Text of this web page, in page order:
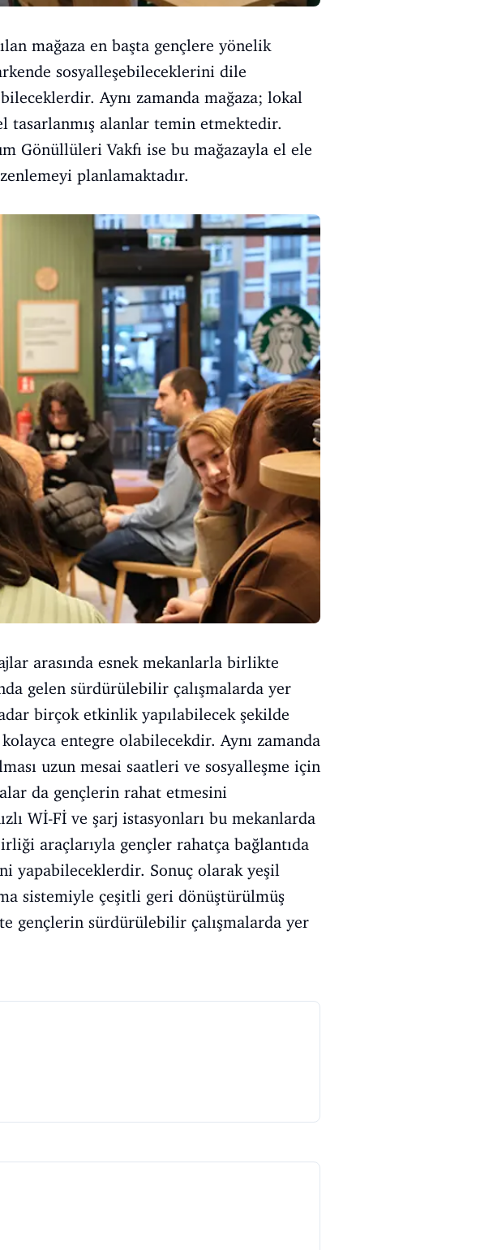
mağaza en başta gençlere yönelik
sosyalleşebileceklerini dile
Aynı zamanda mağaza; lokal
tasarlanmış alanlar temin etmektedir.
Gönüllüleri Vakfı ise bu mağazayla el ele
planlamaktadır.
arasında esnek mekanlarla birlikte
gelen sürdürülebilir çalışmalarda yer
birçok etkinlik yapılabilecek şekilde
entegre olabilecekdir. Aynı zamanda
uzun mesai saatleri ve sosyalleşme için
da gençlerin rahat etmesini
Wİ-Fİ ve şarj istasyonları bu mekanlarda
araçlarıyla gençler rahatça bağlantıda
yapabileceklerdir. Sonuç olarak yeşil
sistemiyle çeşitli geri dönüştürülmüş
gençlerin sürdürülebilir çalışmalarda yer